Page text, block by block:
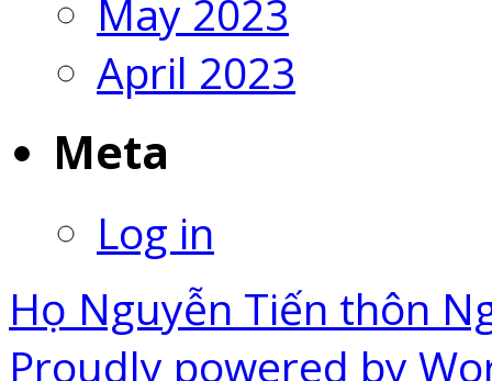
May 2023
April 2023
Meta
Log in
Họ Nguyễn Tiến thôn
Proudly powered by